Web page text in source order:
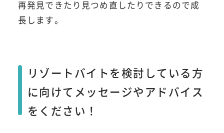
再発見できたり見つめ直したりできるので成
長します。
リゾートバイトを検討している方
に向けてメッセージやアドバイス
をください！